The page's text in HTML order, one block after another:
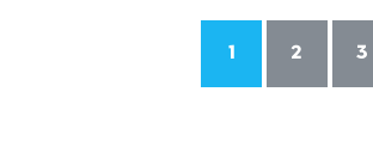
1 2 3